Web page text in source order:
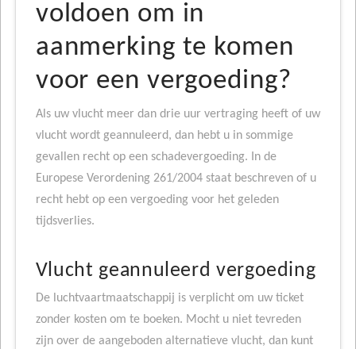
voldoen om in
aanmerking te komen
voor een vergoeding?
Als uw vlucht meer dan drie uur vertraging heeft of uw
vlucht wordt geannuleerd, dan hebt u in sommige
gevallen recht op een schadevergoeding. In de
Europese Verordening 261/2004 staat beschreven of u
recht hebt op een vergoeding voor het geleden
tijdsverlies.
Vlucht geannuleerd vergoeding
De luchtvaartmaatschappij is verplicht om uw ticket
zonder kosten om te boeken. Mocht u niet tevreden
zijn over de aangeboden alternatieve vlucht, dan kunt